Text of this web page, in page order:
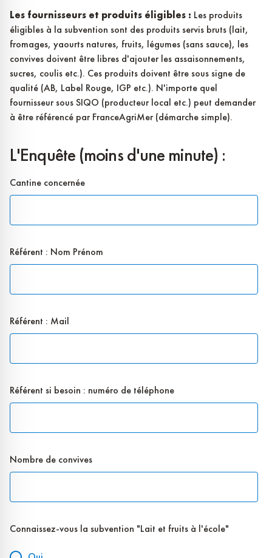
Les fournisseurs et produits éligibles : Les produits
éligibles à la subvention sont des produits servis bruts (lait,
fromages, yaourts natures, fruits, légumes (sans sauce), les
convives doivent être libres d'ajouter les assaisonnements,
sucres, coulis etc.). Ces produits doivent être sous signe de
qualité (AB, Label Rouge, IGP etc.). N'importe quel
fournisseur sous SIQO (producteur local etc.) peut demander
à être référencé par FranceAgriMer (démarche simple).
L'Enquête (moins d'une minute) :
Cantine concernée
Référent : Nom Prénom
Référent : Mail
Référent si besoin : numéro de téléphone
numéro
par
services
Nombre de convives
Connaissez-vous la subvention "Lait et fruits à l'école"